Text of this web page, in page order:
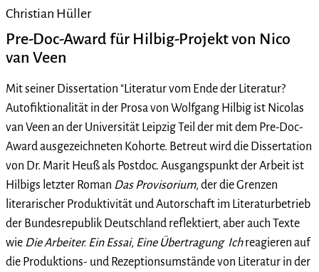
Christian Hüller
Pre-Doc-Award für Hilbig-Projekt von Nico
van Veen
Mit seiner Dissertation "Literatur vom Ende der Literatur?
Autofiktionalität in der Prosa von Wolfgang Hilbig ist Nicolas
van Veen an der Universität Leipzig Teil der mit dem Pre-Doc-
Award ausgezeichneten Kohorte. Betreut wird die Dissertation
von Dr. Marit Heuß als Postdoc. Ausgangspunkt der Arbeit ist
Hilbigs letzter Roman Das Provisorium, der die Grenzen
literarischer Produktivität und Autorschaft im Literaturbetrieb
der Bundesrepublik Deutschland reflektiert, aber auch Texte
wie Die Arbeiter. Ein Essai, Eine Übertragung Ichreagieren auf
die Produktions- und Rezeptionsumstände von Literatur in der